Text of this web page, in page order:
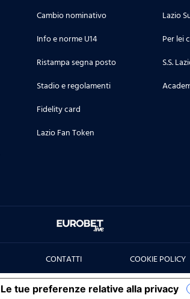
Cambio nominativo
Info e norme U14
Ristampa segna posto
Stadio e regolamenti
Fidelity card
Lazio Fan Token
Lazio
Per lei
S.S.
CONTATTI COOKIE POLICY
Le tue preferenze relative alla privacy